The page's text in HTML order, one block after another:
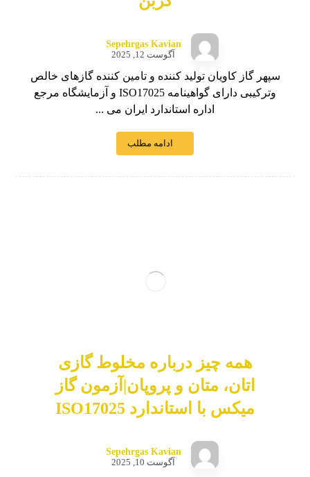
Sepehrgas Kavian
آگوست 12, 2025
سپهر گاز کاویان تولید کننده و تامین کننده گازهای خالص
وترکیبی دارای گواهینامه ISO17025 و آزمایشگاه مرجع
اداره استاندارد ایران می ...
ادامه مطلب
همه چیز درباره مخلوط گازی
اتان، متان و پروپان|آزمون گاز
میکس با استاندارد ISO17025
Sepehrgas Kavian
آگوست 10, 2025